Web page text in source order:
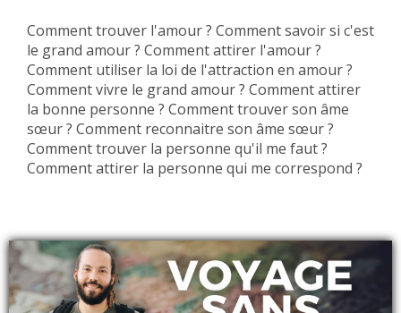
Comment trouver l'amour ? Comment savoir si c'est
le grand amour ? Comment attirer l'amour ?
Comment utiliser la loi de l'attraction en amour ?
Comment vivre le grand amour ? Comment attirer
la bonne personne ? Comment trouver son âme
sœur ? Comment reconnaitre son âme sœur ?
Comment trouver la personne qu'il me faut ?
Comment attirer la personne qui me correspond ?